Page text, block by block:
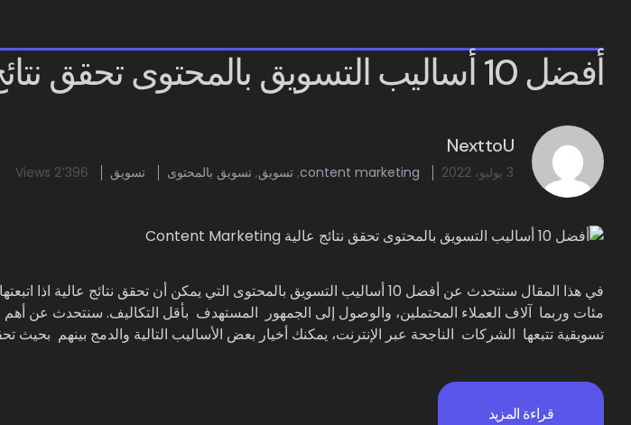
أفضل 10 أساليب التسويق بالمحتوى تحقق نتائج عالية
NexttoU
3 يوليو، 2022 content marketing
, تسويق, تسويق بالمحتوى تسويق 2٬396 Views
في هذا المقال سنتحدث عن أفضل 10 أساليب التسويق بالمحتوى التي يمكن أن تحقق نتائج
مئات وربما آلاف العملاء المحتملين، والوصول إلى الجمهور المستهدف بأقل التكاليف. سنتحدث عن
تسويقية تتبعها الشركات الناجحة عبر الإنترنت، يمكنك أخيار بعض الأساليب التالية والدمج بينهم بحيث
قراءة المزيد